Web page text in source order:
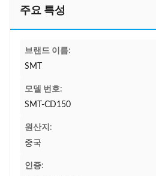
주요 특성
브랜드 이름:
SMT
모델 번호:
SMT-CD150
원산지:
중국
인증: